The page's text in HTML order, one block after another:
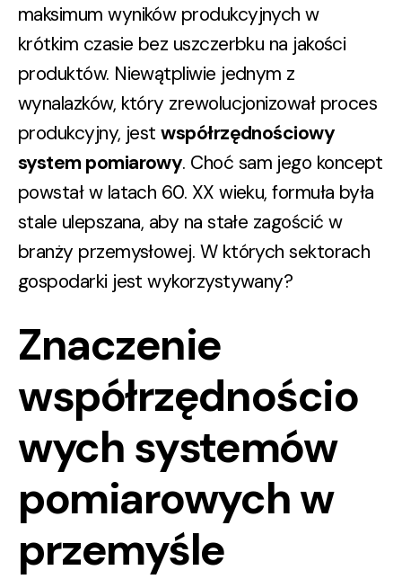
maksimum wyników produkcyjnych w
krótkim czasie bez uszczerbku na jakości
produktów. Niewątpliwie jednym z
wynalazków, który zrewolucjonizował proces
produkcyjny, jestwspółrzędnościowy
system pomiarowy. Choć sam jego koncept
powstał w latach 60. XX wieku, formuła była
stale ulepszana, aby na stałe zagościć w
branży przemysłowej. W których sektorach
gospodarki jest wykorzystywany?
Znaczenie
współrzędnościo
wych systemów
pomiarowych w
przemyśle